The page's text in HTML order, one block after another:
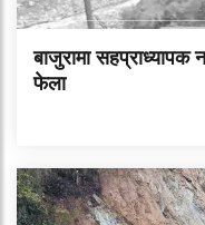
बाजुरामा सहप्राध्यापक
फेला